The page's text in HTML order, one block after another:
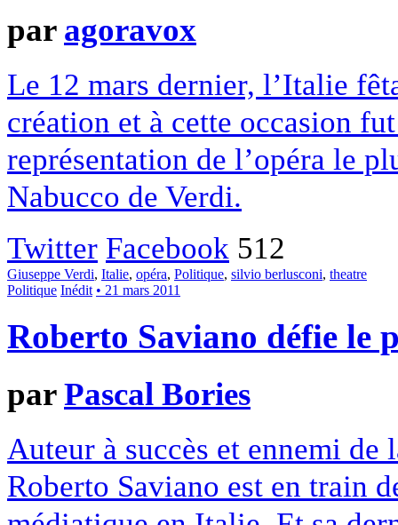
par agoravox
Le 12 mars dernier, l’Italie
création et à cette occasion
représentation de l’opéra le
Nabucco de Verdi.
Twitter Facebook 512
Giuseppe Verdi, Italie, opéra, Politique, silvio berlusconi, theatre
Politique Inédit • 21 mars 2011
Roberto Saviano défie le
parPascal Bories
Auteur à succès et ennemi
Roberto Saviano est en train